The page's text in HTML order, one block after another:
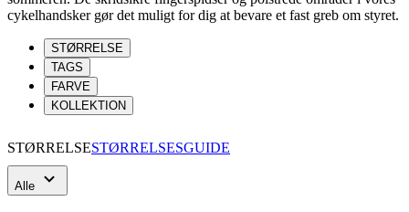
FARVE
KOLLEKTION
STØRRELSE
Alle
5
6
7